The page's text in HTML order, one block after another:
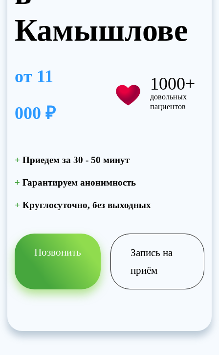
Камышлове
от 11
000 ₽
1000+
довольных
пациентов
+ Приедем за 30 - 50 минут
+ Гарантируем анонимность
+ Круглосуточно, без выходных
Позвонить
Запись на
приём